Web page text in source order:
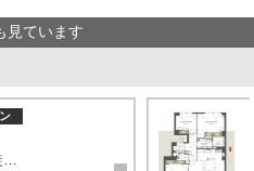
見ています
東屯田通駅 徒歩5分